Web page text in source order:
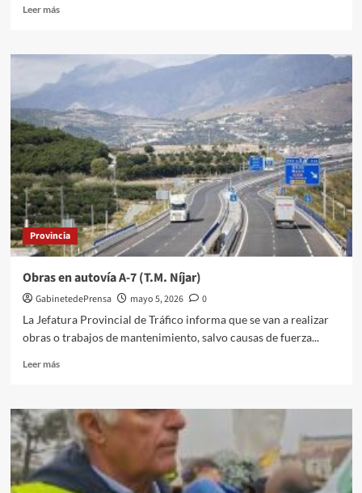
Leer másLeer
La
DGT
pone
marcha
en
Almería
una
campaña
de
protección
al
peatón
en
y
de
vigilancia
los
VMP
Provincia
Obras en autovía A-7 (T.M. Níjar)
GabinetedePrensa mayo 5, 2026
0
La Jefatura Provincial de Tráfico informa que se van a realizar
obras o trabajos de mantenimiento, salvo causas de fuerza...
Leer másLeer
Obras
en
autovía
A-
7
(T.M.